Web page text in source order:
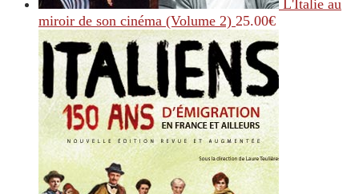
L'Italie au
miroir de son cinéma (Volume 2) 25.00€